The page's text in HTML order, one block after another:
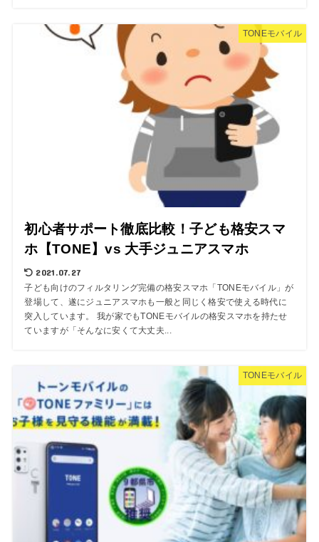
TONEモバイル
初心者サポート徹底比較！子ども格安スマ
ホ【TONE】vs 大手ジュニアスマホ
2021.07.27
子ども向けのフィルタリング完備の格安スマホ「TONEモバイル」が
登場して、遂にジュニアスマホも一般と同じく格安で使える時代に
突入しています。 我が家でもTONEモバイルの格安スマホを持たせ
ていますが「そんなに安くて大丈夫...
TONEモバイル